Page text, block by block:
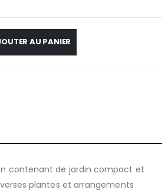
AU PANIER
contenant de jardin compact et
plantes et arrangements